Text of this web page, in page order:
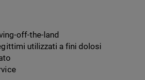
off-the-land
utilizzati a fini dolosi